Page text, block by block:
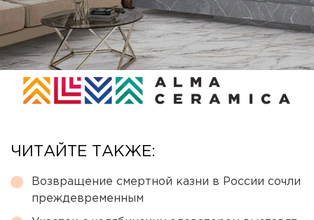
ЧИТАЙТЕ ТАКЖЕ:
Возвращение смертной казни в России сочли
преждевременным